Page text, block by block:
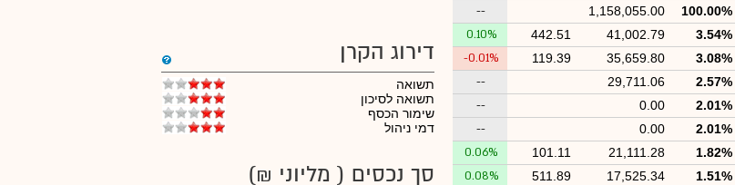
100.00%
1,158,055.00
--
3.54%
41,002.79
442.51
0.10%
3.08%
35,659.80
119.39
-0.01%
2.57%
29,711.06
--
2.01%
0.00
--
2.01%
0.00
--
1.82%
21,111.28
101.11
0.06%
1.51%
17,525.34
511.89
0.08%
דירוג הקרן
תשואה
תשואה לסיכון
שימור הכסף
דמי ניהול
סך נכסים ( מליוני ₪)